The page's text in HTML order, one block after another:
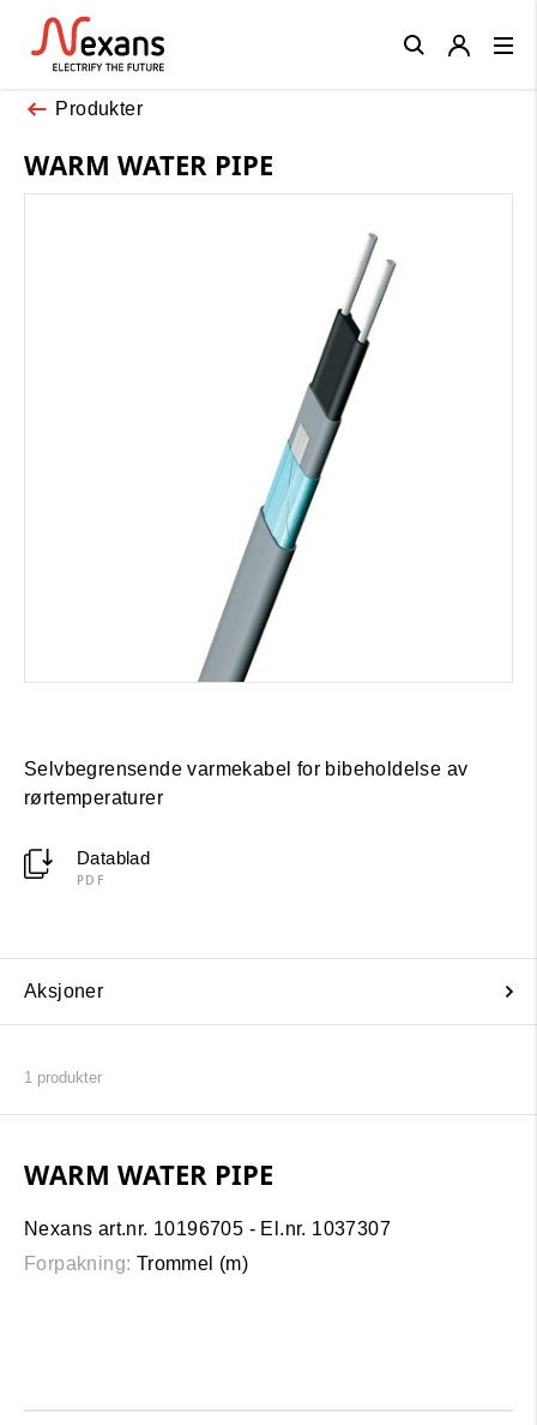
Produkter
WARM WATER PIPE
Selvbegrensende varmekabel for bibeholdelse av
rørtemperaturer
Datablad
PDF
Aksjoner
1 produkter
WARM WATER PIPE
Nexans art.nr. 10196705 - El.nr. 1037307
Forpakning: Trommel (m)
Close